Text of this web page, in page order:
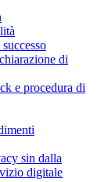
di
e procedura di
sin dalla
digitale